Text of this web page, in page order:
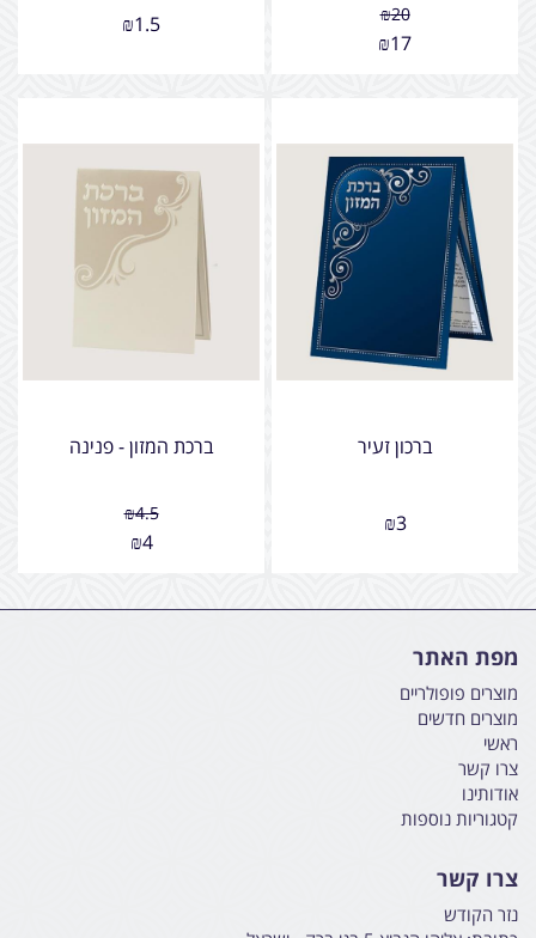
₪20
₪17
₪1.5
ברכון זעיר
₪3
ברכת המזון - פנינה
₪4.5
₪4
מפת האתר
מוצרים פופולריים
מוצרים חדשים
ראשי
צרו קשר
אודותינו
קטגוריות נוספות
צרו קשר
נזר הקודש